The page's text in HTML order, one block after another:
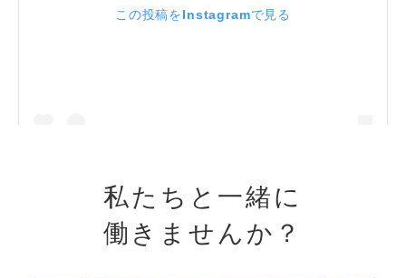
この投稿をInstagramで見る
私たちと一緒に
働きませんか？